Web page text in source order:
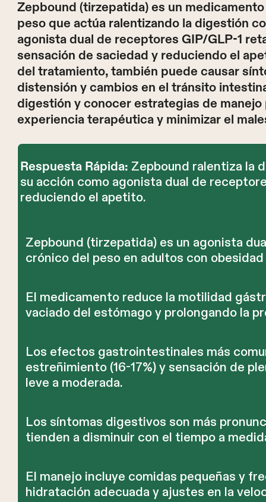
Zepbound (tirzepatida) es un
peso que actúa ralentizando la digestión
agonista dual de receptores GIP/GLP-1
sensación de saciedad y reduciendo el
del tratamiento, también puede causar
distensión y cambios en el tránsito
digestión y conocer estrategias de
experiencia terapéutica y minimizar el
Respuesta Rápida: Zepbound ralentiza la
su acción como agonista dual de
reduciendo el apetito.
Zepbound (tirzepatida) es un agonista
crónico del peso en adultos con
El medicamento reduce la motilidad
vaciado del estómago y prolongando la
Los efectos gastrointestinales más
estreñimiento (16-17%) y sensación de
leve a moderada.
Los síntomas digestivos son más
tienden a disminuir con el tiempo a
El manejo incluye comidas pequeñas y
hidratación adecuada y ajustes en la